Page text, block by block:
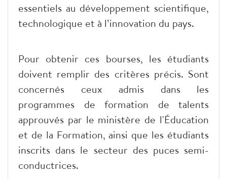
essentiels au développement scientifique,
technologique et à l’innovation du pays.
Pour obtenir ces bourses, les étudiants
doivent remplir des critères précis. Sont
concernés ceux admis dans les
programmes de formation de talents
approuvés par le ministère de l'Éducation
et de la Formation, ainsi que les étudiants
inscrits dans le secteur des puces semi-
conductrices.